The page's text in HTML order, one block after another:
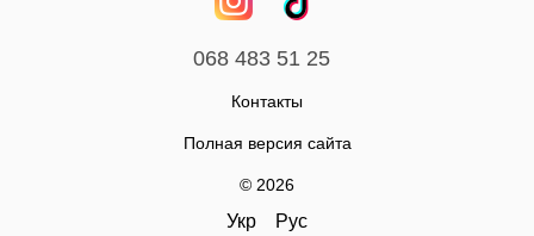
068 483 51 25
Контакты
Полная версия сайта
© 2026
Укр Рус